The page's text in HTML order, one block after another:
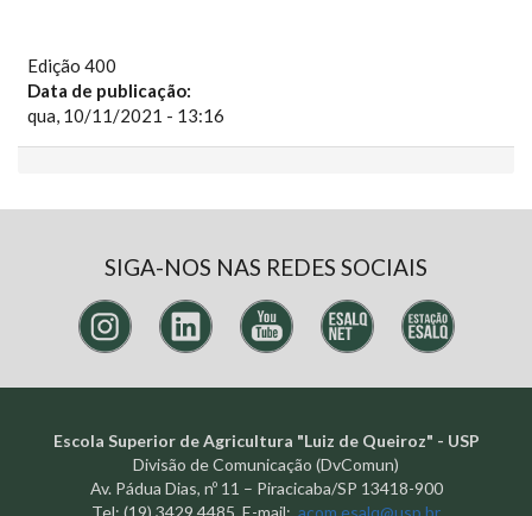
Edição 400
Data de publicação:
qua, 10/11/2021 - 13:16
SIGA-NOS NAS REDES SOCIAIS
Escola Superior de Agricultura "Luiz de Queiroz" - USP
Divisão de Comunicação (DvComun)
Av. Pádua Dias, nº 11 – Piracicaba/SP 13418-900
Tel: (19) 3429.4485 E-mail: acom.esalq@usp.br